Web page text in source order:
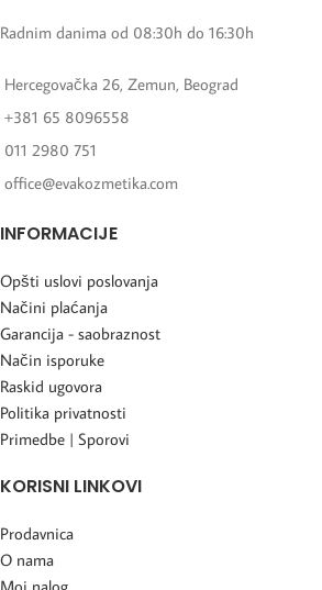
Radnim danima od 08:30h do 16:30h
Hercegovačka 26, Zemun, Beograd
+381 65 8096558
011 2980 751
office@evakozmetika.com
INFORMACIJE
Opšti uslovi poslovanja
Načini plaćanja
Garancija - saobraznost
Način isporuke
Raskid ugovora
Politika privatnosti
Primedbe | Sporovi
KORISNI LINKOVI
Prodavnica
O nama